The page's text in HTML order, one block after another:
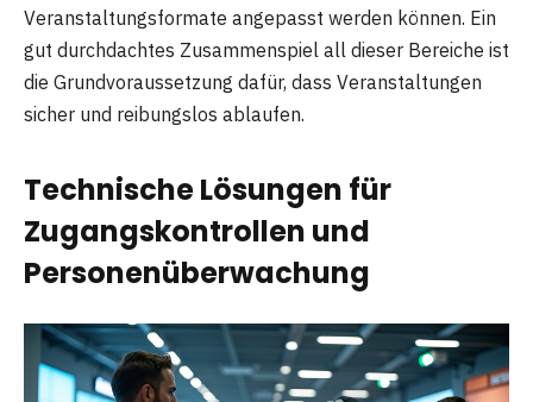
Veranstaltungsformate angepasst werden können. Ein
gut durchdachtes Zusammenspiel all dieser Bereiche ist
die Grundvoraussetzung dafür, dass Veranstaltungen
sicher und reibungslos ablaufen.
Technische Lösungen für
Zugangskontrollen und
Personenüberwachung